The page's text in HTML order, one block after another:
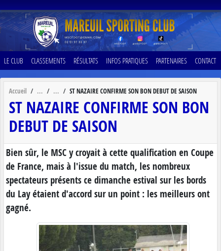
LE CLUB CLASSEMENTS RÉSULTATS INFOS PRATIQUES PARTENAIRES CONTACT
Accueil ST NAZAIRE CONFIRME SON BON DEBUT DE SAISON
ST NAZAIRE CONFIRME SON BON
DEBUT DE SAISON
Bien sûr, le MSC y croyait à cette qualification en Coupe
de France, mais à l'issue du match, les nombreux
spectateurs présents ce dimanche estival sur les bords
du Lay étaient d'accord sur un point : les meilleurs ont
gagné.